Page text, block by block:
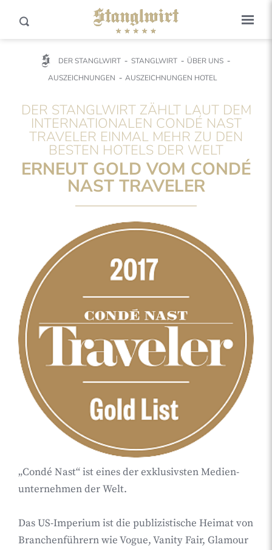
DER STANGLWIRT STANGLWIRT
ÜBER UNS
AUSZEICHNUNGEN
AUSZEICHNUNGEN HOTEL
DER STANGLWIRT ZÄHLT LAUT DEM
INTERNATIONALEN CONDÉ NAST
TRAVELER EINMAL MEHR ZU DEN
BESTEN HOTELS DER WELT
ERNEUT GOLD VOM CONDÉ
NAST TRAVELER
„Condé Nast“ ist eines der exklusivsten Medien-
unternehmen der Welt.
Das US-Imperium ist die publizistische Heimat von
Branchenführern wie Vogue, Vanity Fair, Glamour